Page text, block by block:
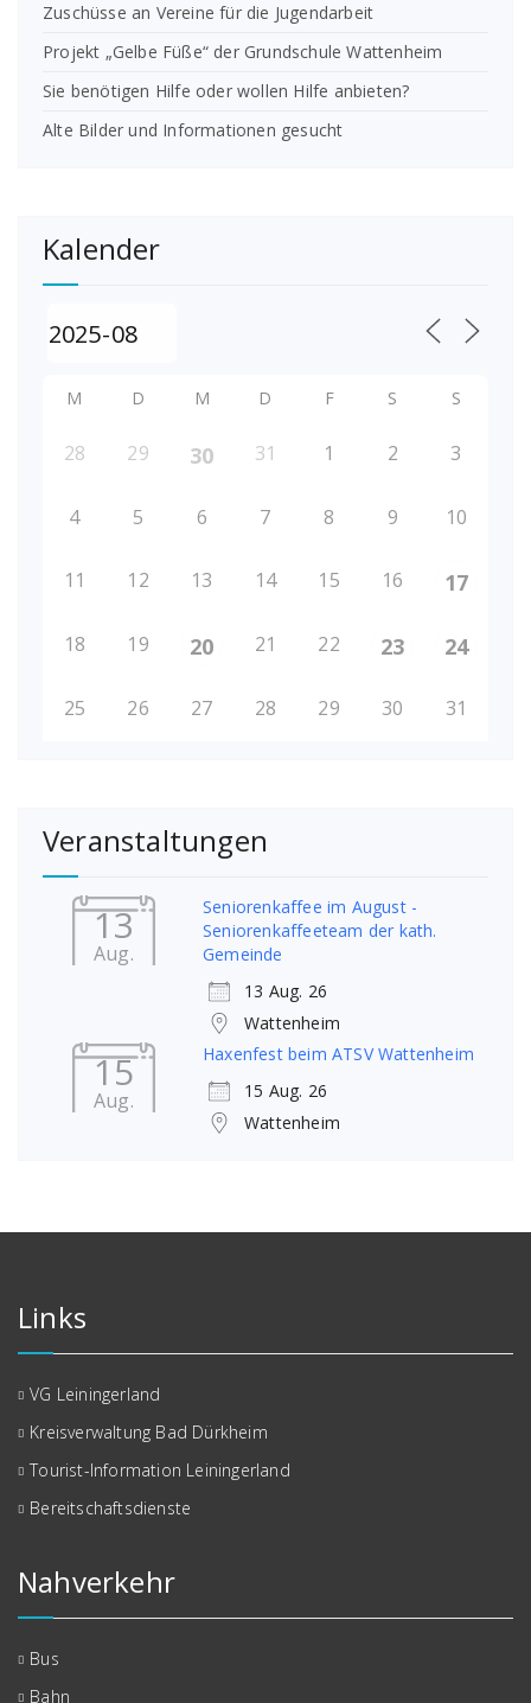
Zuschüsse an Vereine für die Jugendarbeit
Projekt „Gelbe Füße“ der Grundschule Wattenheim
Sie benötigen Hilfe oder wollen Hilfe anbieten?
Alte Bilder und Informationen gesucht
Kalender
M D M D F S S
28 29 30 31 1 2 3
4 5 6 7 8 9 10
11 12 13 14 15 16 17
18 19 20 21 22 23 24
25 26 27 28 29 30 31
Veranstaltungen
13
Aug.
Seniorenkaffee im August -
Seniorenkaffeeteam der kath.
Gemeinde
13 Aug. 26
Wattenheim
15
Aug.
Haxenfest beim ATSV Wattenheim
15 Aug. 26
Wattenheim
Links
VG Leiningerland
Kreisverwaltung Bad Dürkheim
Tourist-Information Leiningerland
Bereitschaftsdienste
Nahverkehr
Bus
Bahn